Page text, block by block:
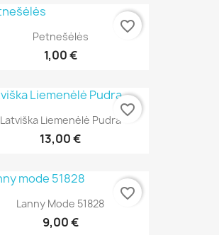
Petnešėlės
1,00 €
favorite_border
Latviška Liemenėlė Pudra
13,00 €
favorite_border
Lanny Mode 51828
9,00 €
favorite_border